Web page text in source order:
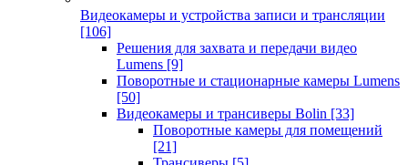
Видеокамеры и устройства записи и трансляции
[106]
Решения для захвата и передачи видео
Lumens [9]
Поворотные и стационарные камеры Lumens
[50]
Видеокамеры и трансиверы Bolin [33]
Поворотные камеры для помещений
[21]